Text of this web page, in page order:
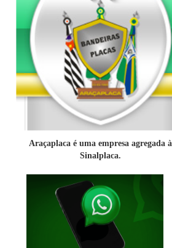
Araçaplaca é uma empresa agregada à
Sinalplaca.